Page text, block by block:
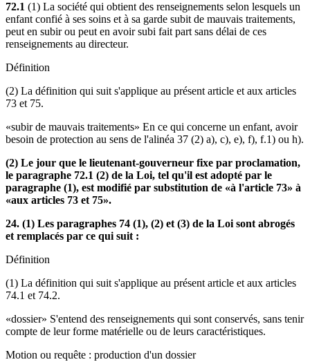
72.1 (1) La société qui obtient des renseignements selon lesquels un
enfant confié à ses soins et à sa garde subit de mauvais traitements,
peut en subir ou peut en avoir subi fait part sans délai de ces
renseignements au directeur.
Définition
(2) La définition qui suit s'applique au présent article et aux articles
73 et 75.
«subir de mauvais traitements» En ce qui concerne un enfant, avoir
besoin de protection au sens de l'alinéa 37 (2) a), c), e), f), f.1) ou h).
(2) Le jour que le lieutenant-gouverneur fixe par proclamation,
le paragraphe 72.1 (2) de la Loi, tel qu'il est adopté par le
paragraphe (1), est modifié par substitution de «à l'article 73» à
«aux articles 73 et 75».
24. (1) Les paragraphes 74 (1), (2) et (3) de la Loi sont abrogés
et remplacés par ce qui suit :
Définition
(1) La définition qui suit s'applique au présent article et aux articles
74.1 et 74.2.
«dossier» S'entend des renseignements qui sont conservés, sans tenir
compte de leur forme matérielle ou de leurs caractéristiques.
Motion ou requête : production d'un dossier